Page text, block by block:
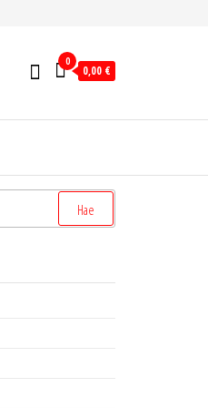
0
0,00 €